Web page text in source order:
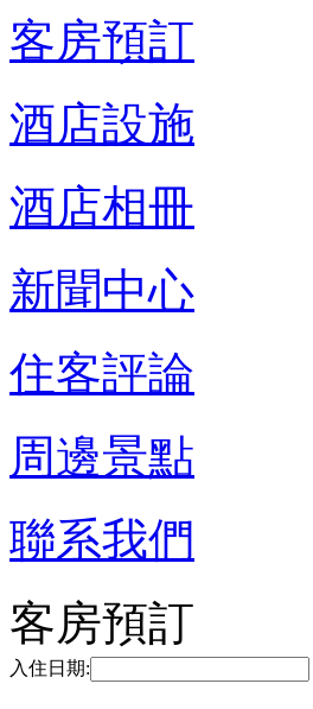
客房預訂
酒店設施
酒店相冊
新聞中心
住客評論
周邊景點
聯系我們
客房預訂
入住日期: